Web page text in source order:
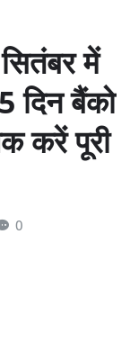
में
दिन बैंको
करें पूरी
0